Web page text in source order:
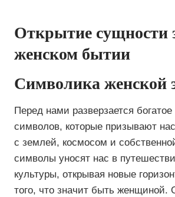
Открытие сущности
женском бытии
Символика женской
Перед нами разверзается богатое
символов, которые призывают
с землей, космосом и
символы уносят нас в
культуры, открывая новые
того, что значит быть женщиной.